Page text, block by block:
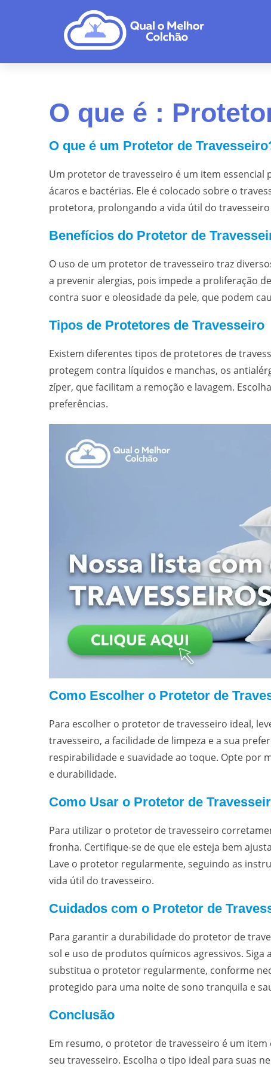
O que é :
O que é um Protetor de
Um protetor de travesseiro é um item
ácaros e bactérias. Ele é colocado sobre o
protetora, prolongando a vida útil do
Benefícios do Protetor de
O uso de um protetor de travesseiro traz
a prevenir alergias, pois impede a proliferação
contra suor e oleosidade da pele, que podem
Tipos de Protetores de Travesseiro
Existem diferentes tipos de protetores de
protegem contra líquidos e manchas, os
zíper, que facilitam a remoção e lavagem.
preferências.
Como Escolher o Protetor de
Para escolher o protetor de travesseiro ideal,
travesseiro, a facilidade de limpeza e a sua
respirabilidade e suavidade ao toque. Opte por
e durabilidade.
Como Usar o Protetor de
Para utilizar o protetor de travesseiro
fronha. Certifique-se de que ele esteja bem
Lave o protetor regularmente, seguindo as
vida útil do travesseiro.
Cuidados com o Protetor de
Para garantir a durabilidade do protetor de
sol e uso de produtos químicos agressivos. Siga
substitua o protetor regularmente, conforme
protegido para uma noite de sono tranquila e
Conclusão
Em resumo, o protetor de travesseiro é um
seu travesseiro. Escolha o tipo ideal para suas